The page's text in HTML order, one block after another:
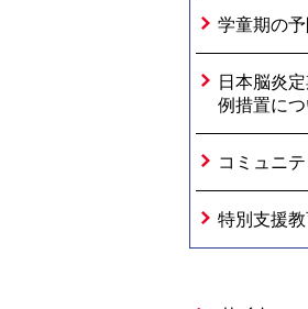
学童期の
日本脳炎
例措置につ
コミュニ
特別支援